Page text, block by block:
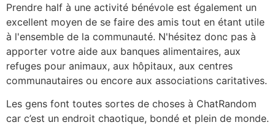
Prendre half à une activité bénévole est également un
excellent moyen de se faire des amis tout en étant utile
à l'ensemble de la communauté. N'hésitez donc pas à
apporter votre aide aux banques alimentaires, aux
refuges pour animaux, aux hôpitaux, aux centres
communautaires ou encore aux associations caritatives.
Les gens font toutes sortes de choses à ChatRandom
car c’est un endroit chaotique, bondé et plein de monde.